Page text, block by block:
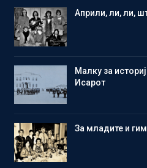
Aприли, ли, ли,
Малку за
Исарот
Зa младите и